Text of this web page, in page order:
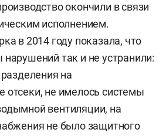
окончили в связи
исполнением.
в 2014 году показала, что
так и не устранили:
на
отсеки, не имелось системы
вентиляции, на
не было защитного